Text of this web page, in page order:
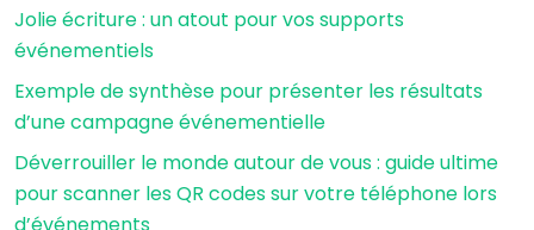
Jolie écriture : un atout pour vos supports
événementiels
Exemple de synthèse pour présenter les résultats
d’une campagne événementielle
Déverrouiller le monde autour de vous : guide ultime
pour scanner les QR codes sur votre téléphone lors